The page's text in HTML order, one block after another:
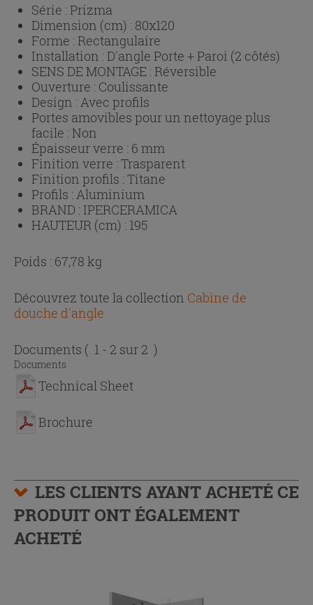
Série :Prizma
Dimension (cm) : 80x120
Forme :Rectangulaire
Installation :D'angle Porte + Paroi (2 côtés)
SENS DE MONTAGE :Réversible
Ouverture : Coulissante
Design : Avec profils
Portes amovibles pour un nettoyage plus
facile :Non
Épaisseur verre : 6 mm
Finition verre :Trasparent
Finition profils :Titane
Profils : Aluminium
BRAND : IPERCERAMICA
HAUTEUR (cm) : 195
Poids : 67,78 kg
Découvrez toute la collection Cabine de
douche d'angle
Documents ( 1 - 2 sur 2 )
Documents
Technical Sheet
Brochure
LES CLIENTS AYANT ACHETÉ CE
PRODUIT ONT ÉGALEMENT
ACHETÉ